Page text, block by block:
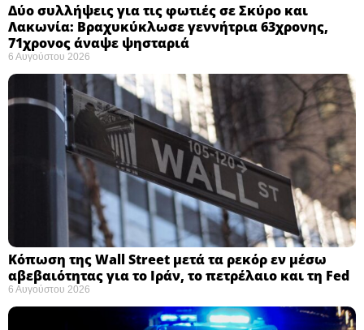
Δύο συλλήψεις για τις φωτιές σε Σκύρο και
Λακωνία: Βραχυκύκλωσε γεννήτρια 63χρονης,
71χρονος άναψε ψησταριά
6 Αυγούστου 2026
Κόπωση της Wall Street μετά τα ρεκόρ εν μέσω
αβεβαιότητας για το Ιράν, το πετρέλαιο και τη Fed
6 Αυγούστου 2026